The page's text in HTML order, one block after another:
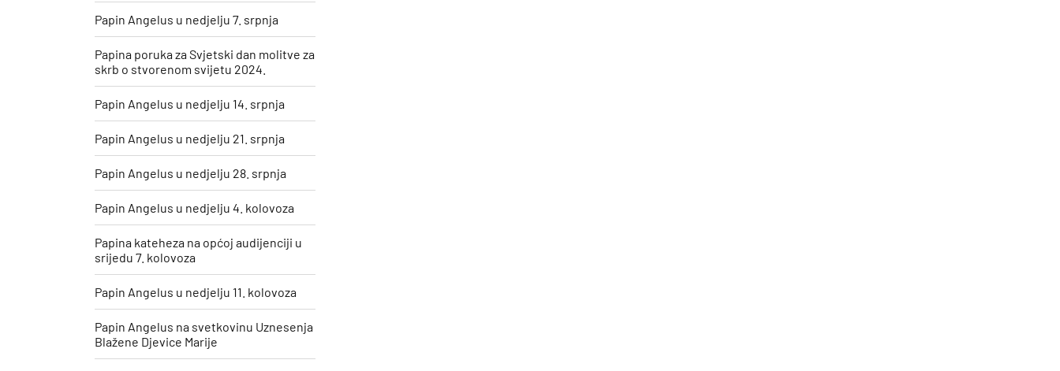
Papin Angelus u nedjelju 7. srpnja
Papina poruka za Svjetski dan molitve za
skrb o stvorenom svijetu 2024.
Papin Angelus u nedjelju 14. srpnja
Papin Angelus u nedjelju 21. srpnja
Papin Angelus u nedjelju 28. srpnja
Papin Angelus u nedjelju 4. kolovoza
Papina kateheza na općoj audijenciji u
srijedu 7. kolovoza
Papin Angelus u nedjelju 11. kolovoza
​Papin Angelus na svetkovinu Uznesenja
Blažene Djevice Marije